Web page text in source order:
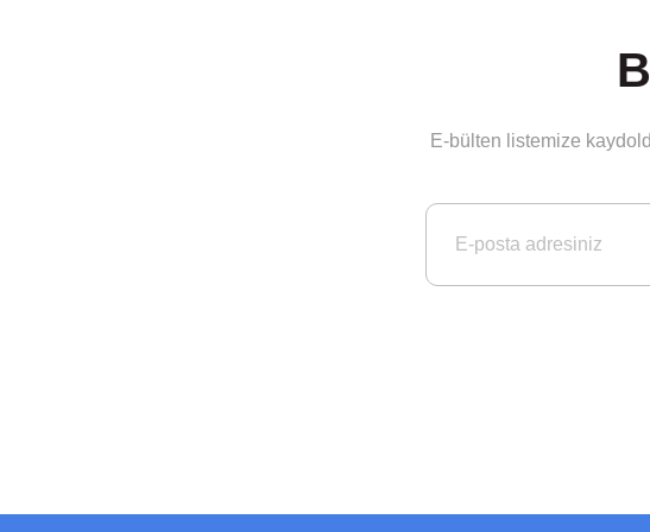
E-bülten listemize